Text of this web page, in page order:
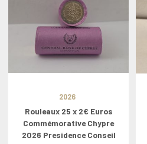
2026
Rouleaux 25 x 2€ Euros
Commémorative Chypre
2026 Presidence Conseil